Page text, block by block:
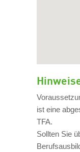
ist eine
TFA.
Sollten Sie